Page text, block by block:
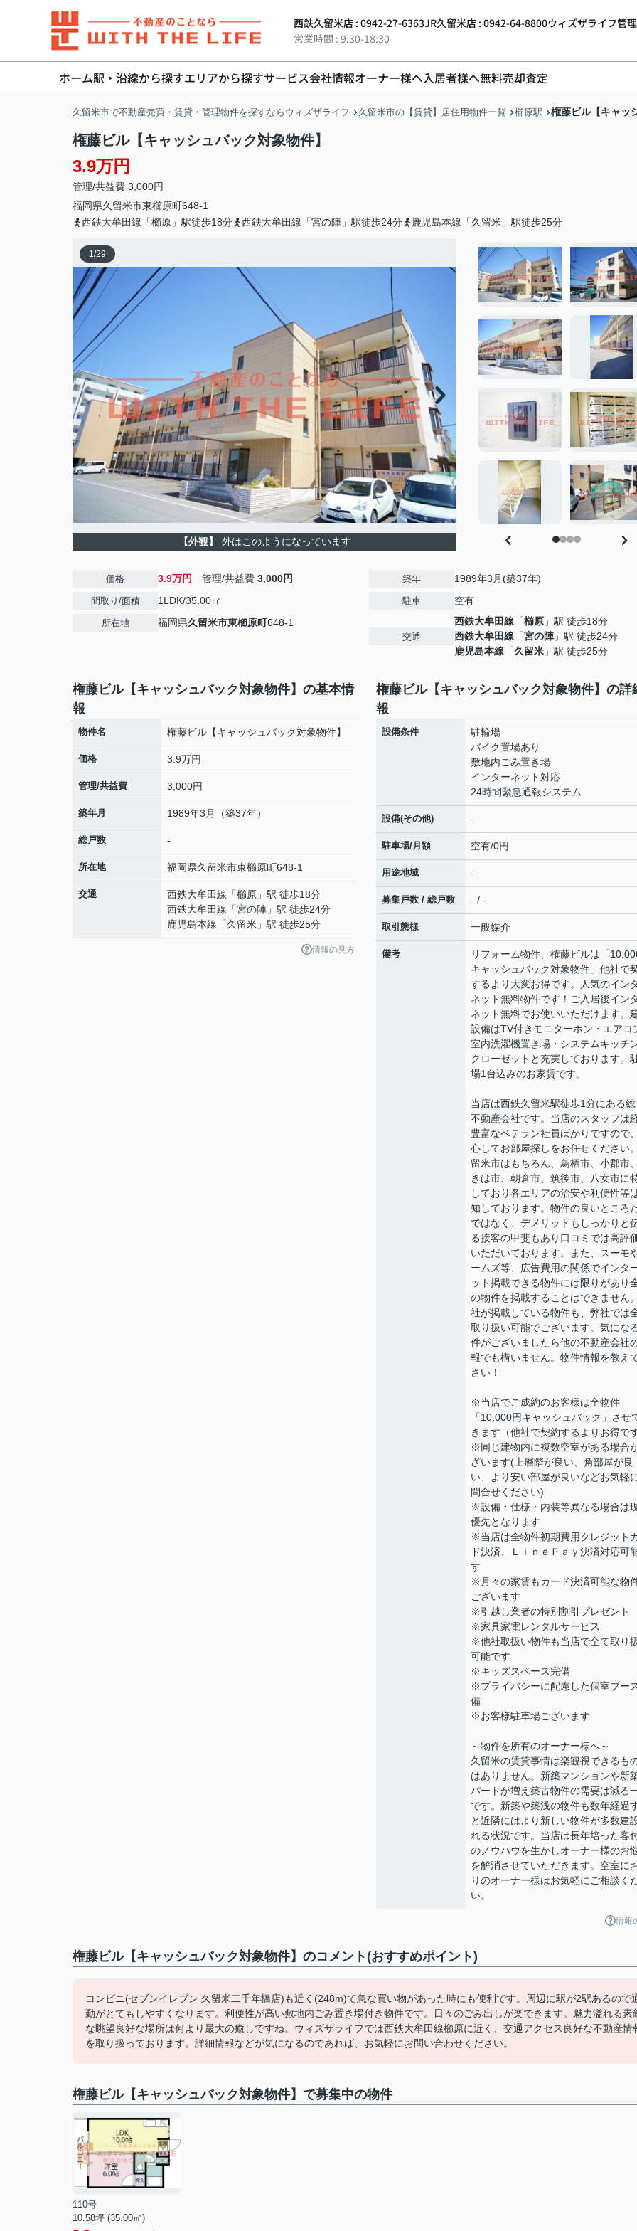
西鉄久留米店 : 0942-27-6363JR久留米店 : 0942-64-8800ウィズザライフ管
営業時間 : 9:30-18:30
ホーム駅・沿線から探すエリアから探すサービス会社情報オーナー様へ入居者様へ無料売却査定
久留米市で不動産売買・賃貸・管理物件を探すならウィズザライフ 久留米市の【賃貸】居住用物件一覧 櫛原駅 権藤ビル【キャッ
権藤ビル【キャッシュバック対象物件】
3.9万円
管理/共益費 3,000円
福岡県久留米市東櫛原町648-1
西鉄大牟田線「櫛原」駅徒歩18分
西鉄大牟田線「宮の陣」駅徒歩24分 鹿児島本線「久留米」駅徒歩25分
1/29
【外観】 外はこのようになっています
価格 3.9万円 管理/共益費 3,000円
間取り/面積 1LDK/35.00㎡
所在地 福岡県久留米市東櫛原町648-1
築年 1989年3月(築37年)
駐車 空有
交通
西鉄大牟田線 「櫛原 」駅 徒歩18分
西鉄大牟田線 「宮の陣」駅 徒歩24分
鹿児島本線 「久留米 」駅 徒歩25分
権藤ビル【キャッシュバック対象物件】の基本情
報
物件名 権藤ビル【キャッシュバック対象物件】
価格 3.9万円
管理/共益費 3,000円
築年月 1989年3月（築37年）
総戸数 -
所在地 福岡県久留米市東櫛原町648-1
交通 西鉄大牟田線 「櫛原 」駅 徒歩18分
西鉄大牟田線 「宮の陣 」駅 徒歩24分
鹿児島本線 「久留米 」駅 徒歩25分
情報の見方
権藤ビル【キャッシュバック対象物件】の詳
報
設備条件
駐輪場
バイク置場あり
敷地内ごみ置き場
インターネット対応
24時間緊急通報システム
設備(その他) -
駐車場/月額 空有/0円
用途地域 -
募集戸数 / 総戸数 - / -
取引態様 一般媒介
備考
リフォーム物件、権藤ビルは「
キャッシュバック対象物件」他社で
するより大変お得です。人気のイン
ネット無料物件です！ご入居後イン
ネット無料でお使いいただけます。
設備はTV付きモニターホン・エアコ
室内洗濯機置き場・システムキッチ
クローゼットと充実しております。
場1台込みのお家賃です。
当店は西鉄久留米駅徒歩1分にある総
不動産会社です。当店のスタッフは
豊富なベテラン社員ばかりですので
心してお部屋探しをお任せください
留米市はもちろん、鳥栖市、小郡市
きは市、朝倉市、筑後市、八女市に
しており各エリアの治安や利便性等
知しております。物件の良いところ
ではなく、デメリットもしっかりと
る接客の甲斐もあり口コミでは高評
いただいております。また、スーモ
ームズ等、広告費用の関係でインタ
ット掲載できる物件には限りがあり
の物件を掲載することはできません
社が掲載している物件も、弊社では
取り扱い可能でございます。気にな
件がございましたら他の不動産会社
報でも構いません。物件情報を教え
さい！
※当店でご成約のお客様は全物件
「10,000円キャッシュバック」させ
きます（他社で契約するよりお得です
※同じ建物内に複数空室がある場合
ざいます(上層階が良い、角部屋が良
い、より安い部屋が良いなどお気軽
問合せください)
※設備・仕様・内装等異なる場合は
優先となります
※当店は全物件初期費用クレジット
ド決済、ＬｉｎｅＰａｙ決済対応可
す
※月々の家賃もカード決済可能な物
ございます
※引越し業者の特別割引プレゼント
※家具家電レンタルサービス
※他社取扱い物件も当店で全て取り
可能です
※キッズスペース完備
※プライバシーに配慮した個室ブー
備
※お客様駐車場ございます
～物件を所有のオーナー様へ～
久留米の賃貸事情は楽観視できるも
はありません。新築マンションや新
パートが増え築古物件の需要は減る
です。新築や築浅の物件も数年経過
と近隣にはより新しい物件が多数建
れる状況です。当店は長年培った客
のノウハウを生かしオーナー様のお
を解消させていただきます。空室に
りのオーナー様はお気軽にご相談く
い。
情報
権藤ビル【キャッシュバック対象物件】のコメント(おすすめポイント)
コンビニ(セブンイレブン 久留米二千年橋店)も近く(248m)て急な買い物があった時にも便利です。周辺に駅が2駅あるので
勤がとてもしやすくなります。利便性が高い敷地内ごみ置き場付き物件です。日々のごみ出しが楽できます。魅力溢れる素
な眺望良好な場所は何より最大の癒しですね。ウィズザライフでは西鉄大牟田線櫛原に近く、交通アクセス良好な不動産情
を取り扱っております。詳細情報などが気になるのであれば、お気軽にお問い合わせください。
権藤ビル【キャッシュバック対象物件】で募集中の物件
110号
10.58坪 (35.00㎡)